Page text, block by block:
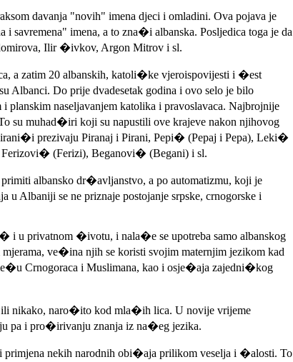
davanja "novih" imena djeci i omladini. Ova pojava je
savremena" imena, a to zna�i albanska. Posljedica toga je da
Ilir �ivkov, Argon Mitrov i sl.
a zatim 20 albanskih, katoli�ke vjeroispovijesti i �est
Albanci. Do prije dvadesetak godina i ovo selo je bilo
naseljavanjem katolika i pravoslavaca. Najbrojnije
su muhad�iri koji su napustili ove krajeve nakon njihovog
prezivaju Piranaj i Pirani, Pepi� (Pepaj i Pepa), Leki�
(Ferizi), Beganovi� (Begani) i sl.
albansko dr�avljanstvo, a po automatizmu, koji je
Albaniji se ne priznaje postojanje srpske, crnogorske i
i u privatnom �ivotu, i nala�e se upotreba samo albanskog
ve�ina njih se koristi svojim maternjim jezikom kad
Crnogoraca i Muslimana, kao i osje�aja zajedni�kog
ili nikako, naro�ito kod mla�ih lica. U novije vrijeme
pa i pro�irivanju znanja iz na�eg jezika.
nekih narodnih obi�aja prilikom veselja i �alosti. To